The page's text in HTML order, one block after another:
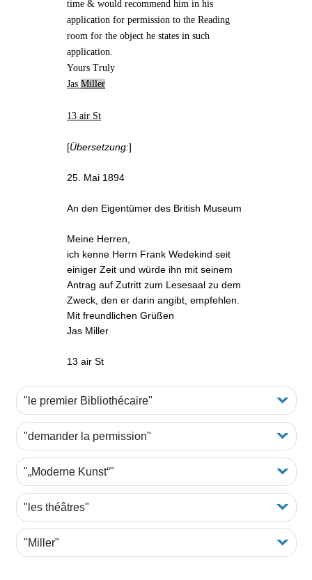
time & would recommend him in his
application for permission to the Reading
room for the object he states in such
application.
Yours Truly
JasMiller
13 air St
[Übersetzung:]
25. Mai 1894
An den Eigentümer des British Museum
Meine Herren,
ich kenne Herrn Frank Wedekind seit
einiger Zeit und würde ihn mit seinem
Antrag auf Zutritt zum Lesesaal zu dem
Zweck, den er darin angibt, empfehlen.
Mit freundlichen Grüßen
Jas Miller
13 air St
"le premier Bibliothécaire"
"demander la permission"
"„Moderne Kunst“"
"les théâtres"
"Miller"